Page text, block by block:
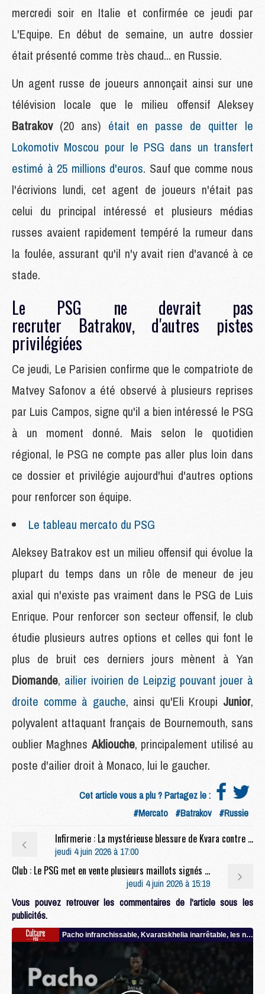
mercredi soir en Italie et confirmée ce jeudi par
L'Equipe. En début de semaine, un autre dossier
était présenté comme très chaud... en Russie.
Un agent russe de joueurs annonçait ainsi sur une
télévision locale que le milieu offensif Aleksey
Batrakov (20 ans) était en passe de quitter le
Lokomotiv Moscou pour le PSG dans un transfert
estimé à 25 millions d'euros. Sauf que comme nous
l'écrivions lundi, cet agent de joueurs n'était pas
celui du principal intéressé et plusieurs médias
russes avaient rapidement tempéré la rumeur dans
la foulée, assurant qu'il n'y avait rien d'avancé à ce
stade.
Le PSG ne devrait pas
recruter Batrakov, d'autres pistes
privilégiées
Ce jeudi, Le Parisien confirme que le compatriote de
Matvey Safonov a été observé à plusieurs reprises
par Luis Campos, signe qu'il a bien intéressé le PSG
à un moment donné. Mais selon le quotidien
régional, le PSG ne compte pas aller plus loin dans
ce dossier et privilégie aujourd'hui d'autres options
pour renforcer son équipe.
Le tableau mercato du PSG
Aleksey Batrakov est un milieu offensif qui évolue la
plupart du temps dans un rôle de meneur de jeu
axial qui n'existe pas vraiment dans le PSG de Luis
Enrique. Pour renforcer son secteur offensif, le club
étudie plusieurs autres options et celles qui font le
plus de bruit ces derniers jours mènent à Yan
Diomande, ailier ivoirien de Leipzig pouvant jouer à
droite comme à gauche, ainsi qu'Eli Kroupi Junior,
polyvalent attaquant français de Bournemouth, sans
oublier Maghnes Akliouche, principalement utilisé au
poste d'ailier droit à Monaco, lui le gaucher.
Cet article vous a plu ? Partagez le :
#Mercato #Batrakov #Russie
Infirmerie : La mystérieuse blessure de Kvara contre Arsenal expliquée
jeudi 4 juin 2026 à 17:00
Club : Le PSG met en vente plusieurs maillots signés et encadrés
jeudi 4 juin 2026 à 15:19
Vous pouvez retrouver les commentaires de l'article sous les
publicités.